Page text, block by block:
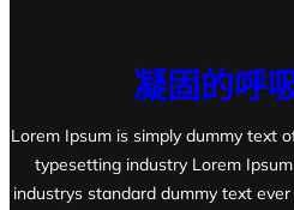
凝固的呼
Lorem Ipsum is simply dummy text
typesetting industry Lorem
industrys standard dummy text